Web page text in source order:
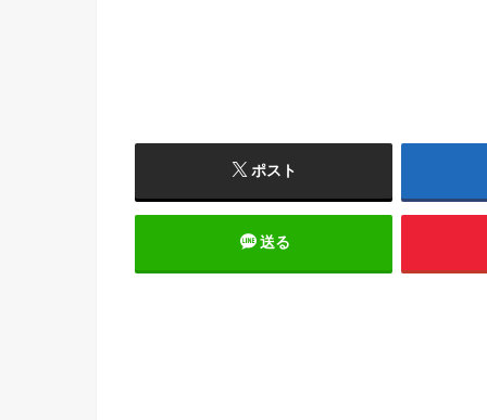
ポスト
送る